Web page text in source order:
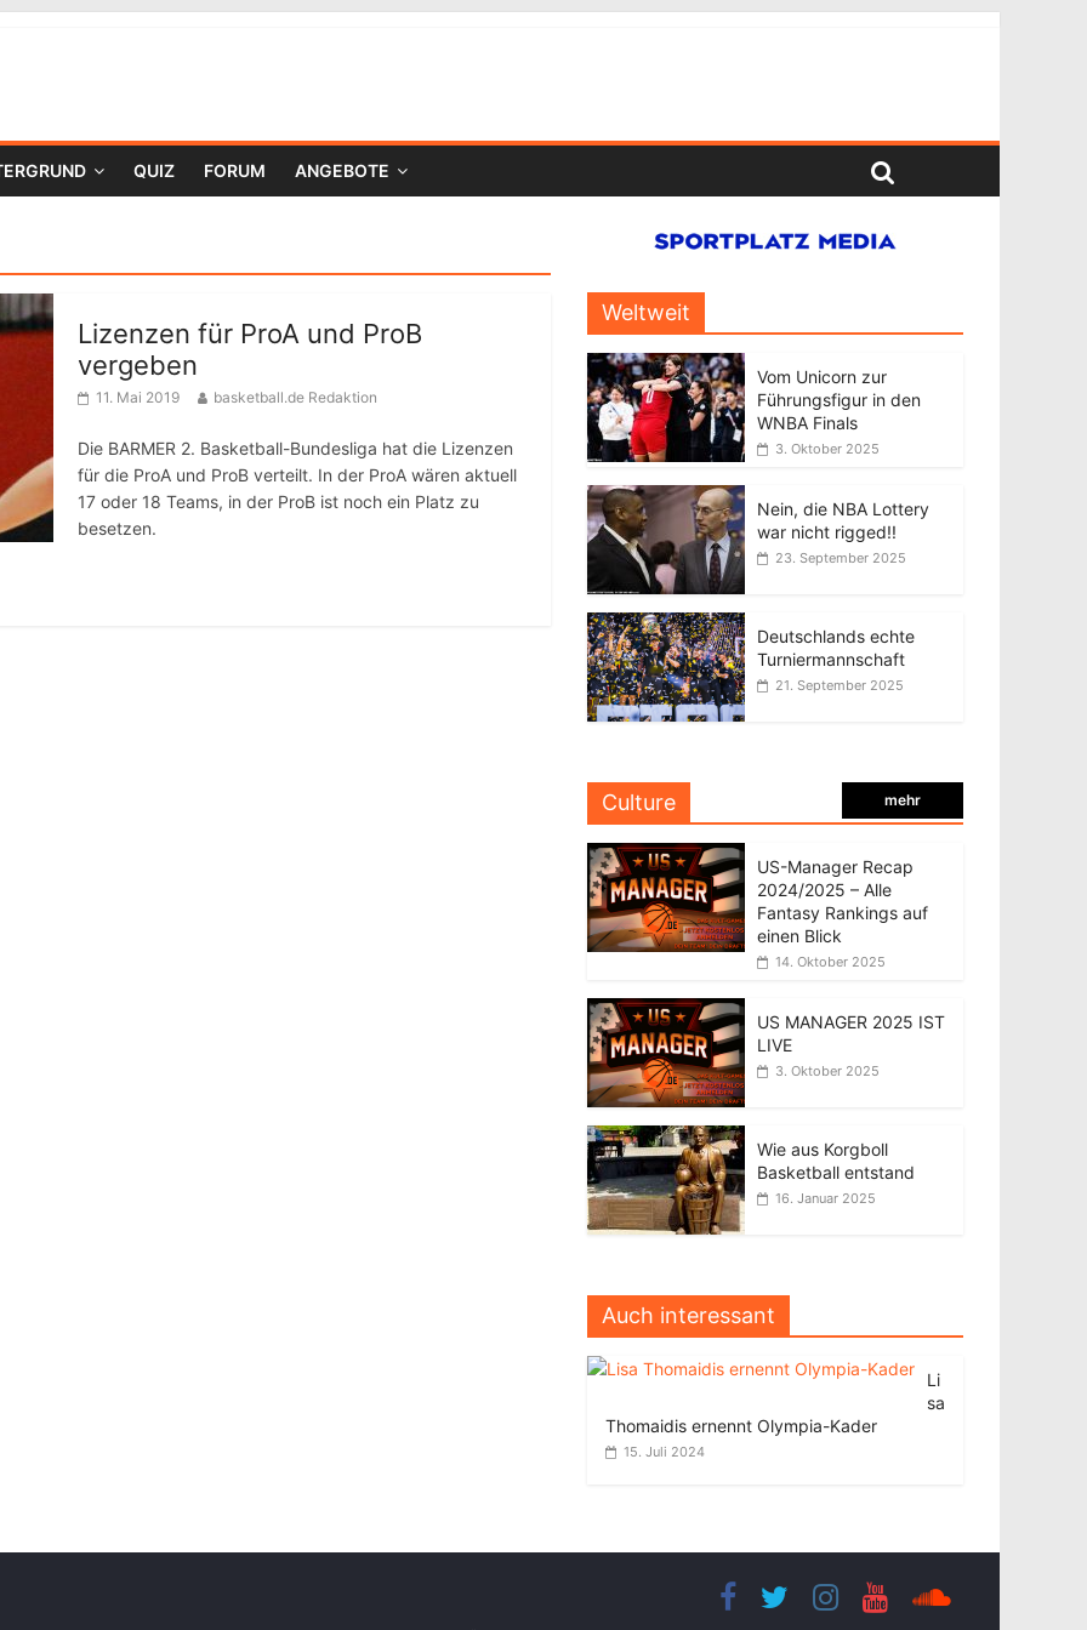
QUIZ FORUM ANGEBOTE
Lizenzen für ProA und ProB
vergeben
11. Mai 2019 basketball.de Redaktion
Die BARMER 2. Basketball-Bundesliga hat die Lizenzen
für die ProA und ProB verteilt. In der ProA wären aktuell
17 oder 18 Teams, in der ProB ist noch ein Platz zu
besetzen.
Weltweit
Vom Unicorn zur
Führungsfigur in den
WNBA Finals
3. Oktober 2025
Nein, die NBA Lottery
war nicht rigged!!
23. September 2025
Deutschlands echte
Turniermannschaft
21. September 2025
Culture mehr
US-Manager Recap
2024/2025 – Alle
Fantasy Rankings auf
einen Blick
14. Oktober 2025
US MANAGER 2025 IST
LIVE
3. Oktober 2025
Wie aus Korgboll
Basketball entstand
16. Januar 2025
Auch interessant
Li
sa
Thomaidis ernennt Olympia-Kader
15. Juli 2024